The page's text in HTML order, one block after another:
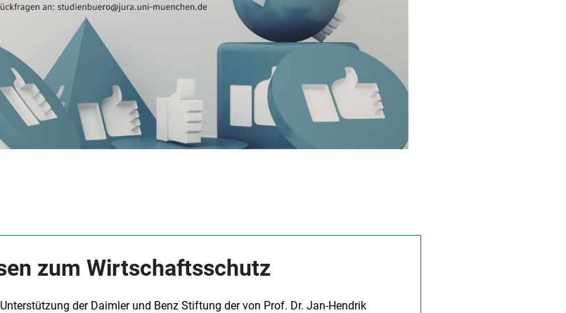
zum Wirtschaftsschutz
der Daimler und Benz Stiftung der von Prof. Dr. Jan-Hendrik